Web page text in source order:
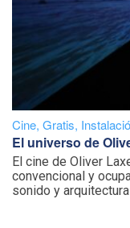
Cine, Gratis,
El universo de
El cine de Oliver
convencional y
sonido y